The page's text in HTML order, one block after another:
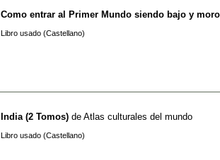
Como entrar al Primer Mundo siendo bajo y
Libro usado (Castellano)
India (2 Tomos) de Atlas culturales del mundo
Libro usado (Castellano)